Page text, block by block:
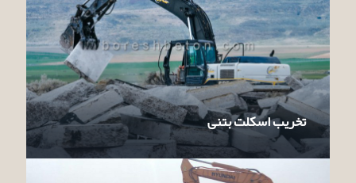
تخریب اسکلت بتنی